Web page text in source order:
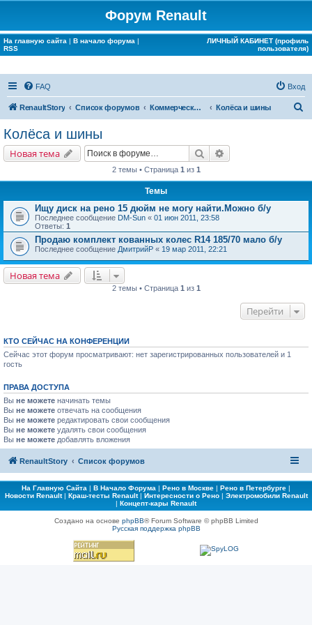
Форум Renault
На главную сайта | В начало форума |
RSS
ЛИЧНЫЙ КАБИНЕТ (профиль
пользователя)
FAQ Вход
RenaultStory Список форумов Коммерческие разделы Колёса и шины
Колёса и шины
Новая тема Поиск
2 темы • Страница 1 из 1
Темы
Ищу диск на рено 15 дюйм не могу найти.Можно б/у
Последнее сообщение DM-Sun « 01 июн 2011, 23:58
Ответы: 1
Продаю комплект кованных колес R14 185/70 мало б/у
Последнее сообщение ДмитрийР « 19 мар 2011, 22:21
Новая тема
2 темы • Страница 1 из 1
Перейти
КТО СЕЙЧАС НА КОНФЕРЕНЦИИ
Сейчас этот форум просматривают: нет зарегистрированных пользователей и 1
гость
ПРАВА ДОСТУПА
Вы не можете начинать темы
Вы не можете отвечать на сообщения
Вы не можете редактировать свои сообщения
Вы не можете удалять свои сообщения
Вы не можете добавлять вложения
RenaultStory Список форумов
На Главную Сайта | В Начало Форума | Рено в Москве | Рено в Петербурге |
Новости Renault| Краш-тесты Renault| Интересности о Рено| Электромобили Renault
| Концепт-кары Renault
Создано на основе phpBB® Forum Software © phpBB Limited
Русская поддержка phpBB